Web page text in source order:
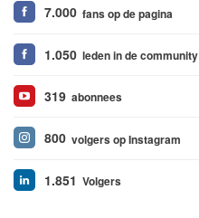
7.000 fans op de pagina
1.050 leden in de community
319 abonnees
800 volgers op Instagram
1.851 Volgers